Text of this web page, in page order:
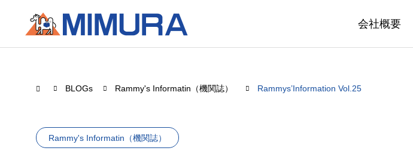
会社概要
BLOGs Rammy's Informatin（機関誌） Rammys’Information Vol.25
Rammy's Informatin（機関誌）